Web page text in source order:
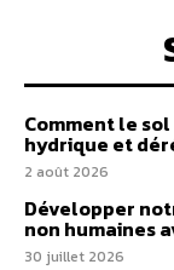
Comment le
hydrique et
2 août 2026
Développer
non humaines
30 juillet 2026